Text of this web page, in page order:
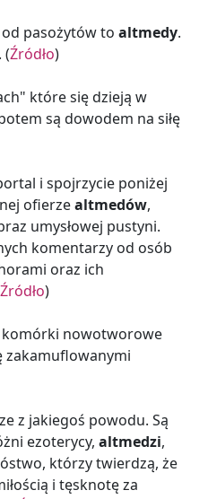
pasożytów to altmedy.
(Źródło)
które się dzieją w
są dowodem na siłę
i spojrzycie poniżej
ofierzealtmedów,
umysłowej pustyni.
komentarzy od osób
oraz ich
Źródło)
komórki nowotworowe
zakamuflowanymi
z jakiegoś powodu. Są
ezoterycy, altmedzi,
którzy twierdzą, że
i tęsknotę za